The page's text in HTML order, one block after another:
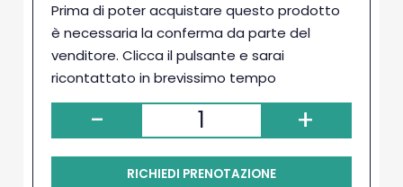
Prima di poter acquistare questo prodotto
è necessaria la conferma da parte del
venditore. Clicca il pulsante e sarai
ricontattato in brevissimo tempo
- +
RICHIEDI PRENOTAZIONE